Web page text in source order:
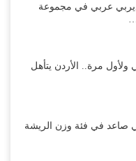
مونديال 2026: ديربي عربي في مجموعة
مرة.. الأردن يتأهل
صاعد في فئة وزن الريشة